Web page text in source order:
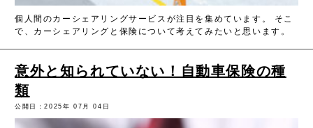
個人間のカーシェアリングサービスが注目を集めています。 そこ
で、カーシェアリングと保険について考えてみたいと思います。
意外と知られていない！自動車保険の種
類
公開日：2025年 07月 04日